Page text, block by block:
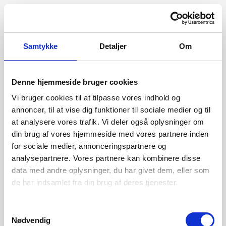
Samtykke Detaljer Om
Denne hjemmeside bruger cookies
Vi bruger cookies til at tilpasse vores indhold og
annoncer, til at vise dig funktioner til sociale medier og til
at analysere vores trafik. Vi deler også oplysninger om
din brug af vores hjemmeside med vores partnere inden
for sociale medier, annonceringspartnere og
analysepartnere. Vores partnere kan kombinere disse
data med andre oplysninger, du har givet dem, eller som
de har indsamlet fra din brug af deres tjenester.
Nødvendig
404